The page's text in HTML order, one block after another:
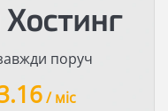
поруч
/ міс